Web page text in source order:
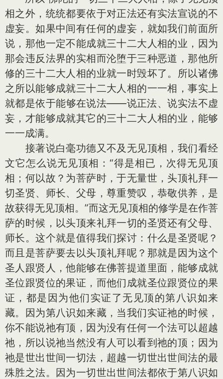
相之外，统统都要依于对正法还有实法宣说的不
虚妄。如果中间有任何的虚妄，就如我们前面所
说，那他一定不能成就三十二大人相的业，因为
那会违反法界的实相而沦堕于三种恶道，那他所
修的三十二大人相的业就一时毁坏了。所以诸佛
之所以能够成就三十二大人相的一一相，事实上
就都是依于能够在说法——说正法、说实法不虚
妄，才能够成就其它的三十二大人相的业，能够
一一成满。
接著说白毫功德又不及无见顶相，我们看经
文它怎么说无见顶相：“得是相已，次得无见顶
相；何以故？为菩萨时，于无量世，头顶礼拜一
切圣贤、师长、父母，尊重赞叹，恭敬供养，是
故获得无见顶相。”而这无见顶相的修学是在作菩
萨的时候，以头顶来礼拜一切的圣贤还有父母、
师长。这个就是值得我们探讨：什么是圣贤呢？
而且是菩萨要去以头顶礼拜呢？那就是因为这个
圣人跟贤人，他能够在佛菩提道里面，能够成就
圣位跟贤位的果证，而他们成就圣位跟贤位的果
证，都是因为他们实证了无见顶的第八识如来
藏。因为第八识如来藏，当我们实证祂的时候，
你不能说祂有顶，因为没有任何一个法可以超越
祂，所以说祂当然没有人可以看到祂的顶；因为
祂是世出世间一切法，超越一切世出世间法的最
殊胜之法。因为一切世出世间法都依于第八识如